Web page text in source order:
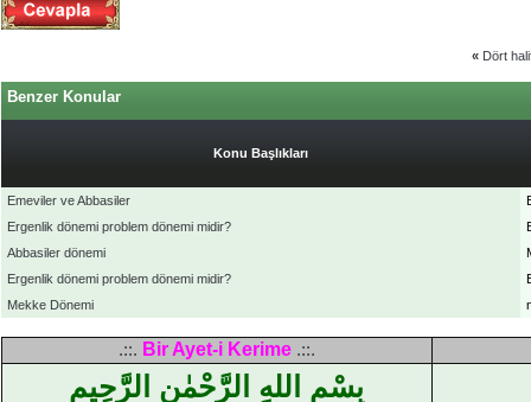
« Dört
Benzer Konular
Konu Başlıkları
Emeviler ve Abbasiler
Ergenlik dönemi problem dönemi midir?
Abbasiler dönemi
Ergenlik dönemi problem dönemi midir?
Mekke Dönemi
.::. Bir Ayet-i Kerime .::.
بِسْمِ اللهِ الرَّحْمٰنِ الرَّحِيمِ